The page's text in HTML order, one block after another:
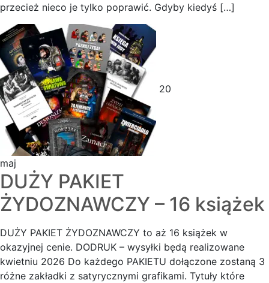
przecież nieco je tylko poprawić. Gdyby kiedyś […]
20
maj
DUŻY PAKIET
ŻYDOZNAWCZY – 16 książek
DUŻY PAKIET ŻYDOZNAWCZY to aż 16 książek w
okazyjnej cenie. DODRUK – wysyłki będą realizowane
kwietniu 2026 Do każdego PAKIETU dołączone zostaną 3
różne zakładki z satyrycznymi grafikami. Tytuły które